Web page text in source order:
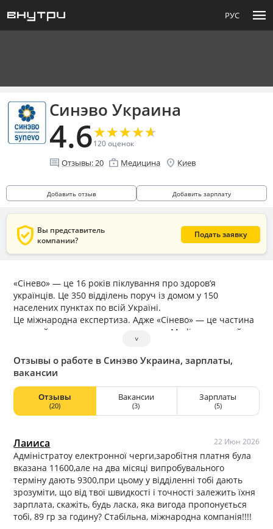
РУС menu
Синэво Украина
4.6★
★★
★★
★★
★★
★
120оценок
comment Отзывы:20 enterprise Медицина location_on Киев
Добавить отзыв Добавить зарплату
verified_user Вы представитель
компании?
Подать заявку
«Сінево» — це 16 років піклування про здоров’я
українців. Це 350 відділень поруч із домом у 150
населених пунктах по всій Україні.
Це міжнародна експертиза. Адже «Сінево» — це частина
європейського медичного холдингу «Medicover», який
представлений в 10 країнах світу, зокрема в Україні,
Німеччині, Польщі, Румунії, Туреччині, Грузії, Молдові,
Болгарії, Сербії, Індії.
в Києві, Львові, Чернівцях, Вінниці, Одесі, Харкові,
Херсоні та Дніпрі.
З 2007 року медична лабораторія «Сінево» почала свою
кількістю виконаних тестів, кількістю лабораторій,
лабораторних центрів, грошовому обороту.
˅
Отзывы о работе в Синэво Украина, зарплаты,
вакансии
Отзывы
(20)
Вакансии
(3)
Зарплаты
(5)
Лаииса 22 Июн 2026
Адміністратоу електронної черги,заробітня платня була
вказана 11600,але на два місяці випробувального
терміну дають 9300,при цьому у відділенні тобі дають
зрозуміти, що від твої швидкості і точності залежить їхня
зарплата, скажіть, будь ласка, яка вигода пропонується
тобі, 89 гр за годину? Стабільна, міжнародна компанія!!!!